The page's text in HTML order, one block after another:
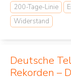
200-Tage-Linie
Widerstand
Deutsche
Rekorden –